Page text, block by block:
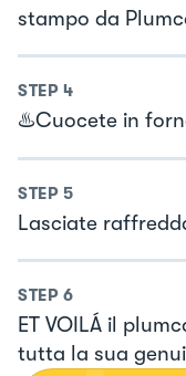
stampo da
STEP 4
♨️Cuocete in
STEP 5
Lasciate
STEP 6
ET VOILÁ il
tutta la sua